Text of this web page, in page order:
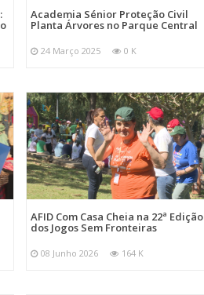
Academia Sénior Proteção Civil
Planta Árvores no Parque Central
24 Março 2025 0 K
AFID Com Casa Cheia na 22ª Edição
dos Jogos Sem Fronteiras
08 Junho 2026 164 K